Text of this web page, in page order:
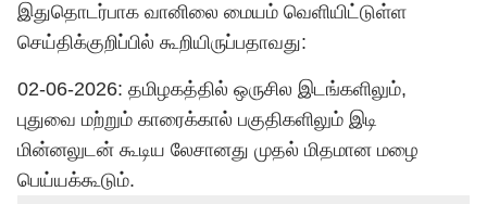
இதுதொடர்பாக வானிலை மையம் வெளியிட்டுள்ள
செய்திக்குறிப்பில் கூறியிருப்பதாவது:
02-06-2026: தமிழகத்தில் ஒருசில இடங்களிலும்,
புதுவை மற்றும் காரைக்கால் பகுதிகளிலும் இடி
மின்னலுடன் கூடிய லேசானது முதல் மிதமான மழை
பெய்யக்கூடும்.